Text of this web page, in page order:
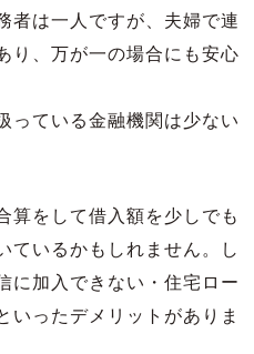
者は一人ですが、夫婦で連
り、万が一の場合にも安心
っている金融機関は少ない
算をして借入額を少しでも
ているかもしれません。し
に加入できない・住宅ロー
いったデメリットがありま